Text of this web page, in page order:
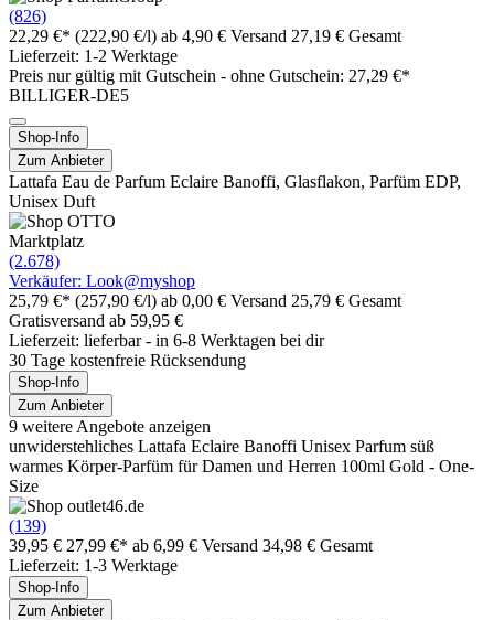
(826)
22,29 €* (222,90 €/l) ab 4,90 € Versand 27,19 € Gesamt
Lieferzeit: 1-2 Werktage
Preis nur gültig mit Gutschein - ohne Gutschein: 27,29 €*
BILLIGER-DE5
Shop-Info
Zum Anbieter
Lattafa Eau de Parfum Eclaire Banoffi, Glasflakon, Parfüm EDP,
Unisex Duft
Marktplatz
(2.678)
Verkäufer: Look@myshop
25,79 €* (257,90 €/l) ab 0,00 € Versand 25,79 € Gesamt
Gratisversand ab 59,95 €
Lieferzeit: lieferbar - in 6-8 Werktagen bei dir
30 Tage kostenfreie Rücksendung
Shop-Info
Zum Anbieter
9 weitere Angebote anzeigen
unwiderstehliches Lattafa Eclaire Banoffi Unisex Parfum süß
warmes Körper-Parfüm für Damen und Herren 100ml Gold - One-
Size
(139)
39,95 € 27,99 €* ab 6,99 € Versand 34,98 € Gesamt
Lieferzeit: 1-3 Werktage
Shop-Info
Zum Anbieter